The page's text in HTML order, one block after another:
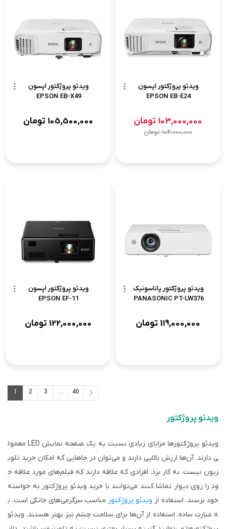
ویدئو پروژکتور اپسون
EPSON EB-E24
103,000,000 تومان
104,000,000تومان
ویدئو پروژکتور اپسون
EPSON EB-X49
105,500,000 تومان
ویدئو پروژکتور پاناسونیک
PANASONIC PT-LW376
119,000,000 تومان
ویدئو پروژکتور اپسون
EPSON EF-11
122,000,000 تومان
1 2 3 ...
40
ویدئو پروژکتور
ویدئو پروژکتور‌ها مزایای زیادی نسبت به یک صفحه نمایش LED معمول
ی دارند. آن‌ها ارزش بالایی دارند و می‌توان در جا‌هایی که امکان خرید تلوی
زیون نیست، به کار برد. افرادی که علاقه دارند که فیلم‌های مورد علاقه خ
ود را روی دیوار تماشا کنند می‌توانند با خرید ویدئو پروژکتور به خواسته
خود برسند. استفاده از ویدئو پروژکتور مناسب سرگرمی‌های خانگی است. ب
ه عبارت ساده، استفاده از آن‌ها برای سلامت چشم نیز بهتر هستند. ویدئو